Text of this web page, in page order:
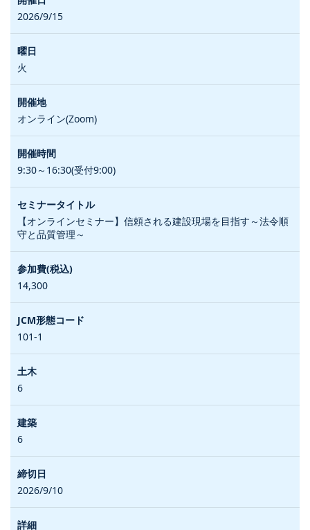
2026/9/15
火
オンライン(Zoom)
9:30～16:30(受付9:00)
【オンラインセミナー】信頼される建設現場を目指す～法令順
守と品質管理～
14,300
101-1
6
6
2026/9/10